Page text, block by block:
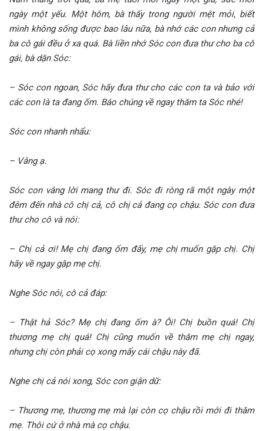
ngày một yếu. Một hôm, bà thấy trong người mệt mỏi, biết
mình không sống được bao lâu nữa, bà nhớ các con nhưng cả
ba cô gái đều ở xa quá. Bà liền nhớ Sóc con đưa thư cho ba cô
gái, bà dặn Sóc:
– Sóc con ngoan, Sóc hãy đưa thư cho các con ta và bảo với
các con là ta đang ốm. Báo chúng về ngay thăm ta Sóc nhé!
Sóc con nhanh nhẩu:
– Vâng ạ.
Sóc con vâng lời mang thư đi. Sóc đi ròng rã một ngày một
đêm đến nhà cô chị cả, cô chị cả đang cọ chậu. Sóc con đưa
thư cho cô và nói:
– Chị cả ơi! Mẹ chị đang ốm đấy, mẹ chị muốn gặp chị. Chị
hãy về ngay gặp mẹ chị.
Nghe Sóc nói, cô cả đáp:
– Thật hả Sóc? Mẹ chị đang ốm à? Ôi! Chị buồn quá! Chị
thương mẹ chị quá! Chị cũng muốn về thăm mẹ chị ngay,
nhưng chị còn phải cọ xong mấy cái chậu này đã.
Nghe chị cả nói xong, Sóc con giận dữ:
– Thương mẹ, thương mẹ mà lại còn cọ chậu rồi mới đi thăm
mẹ. Thôi cứ ở nhà mà cọ chậu.